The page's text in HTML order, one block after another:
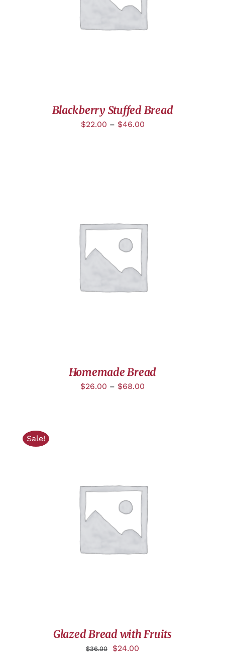
Blackberry Stuffed Bread
$22.00 – $46.00
DÉTAILS
Homemade Bread
$26.00 – $68.00
Sale!
AJOUTER AU PANIER
Glazed Bread with Fruits
$36.00 $24.00